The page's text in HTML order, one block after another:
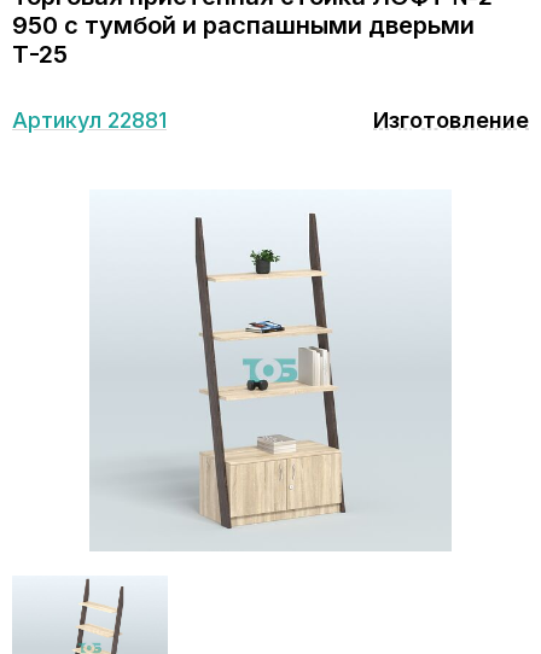
950 с тумбой и распашными дверьми
Т-25
Артикул 22881 Изготовление